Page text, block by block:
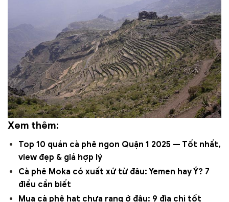
Xem thêm:
Top 10 quán cà phê ngon Quận 1 2025 — Tốt nhất,
view đẹp & giá hợp lý
Cà phê Moka có xuất xứ từ đâu: Yemen hay Ý? 7
điều cần biết
Mua cà phê hạt chưa rang ở đâu: 9 địa chỉ tốt